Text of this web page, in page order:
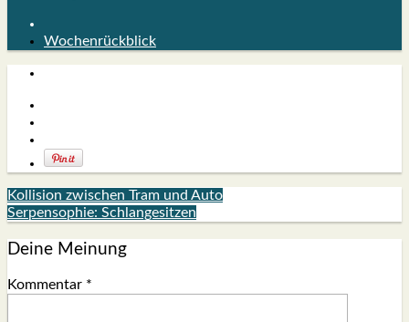
Wochenrückblick
Kollision zwischen Tram und Auto
Serpensophie: Schlangesitzen
Deine Meinung
Kommentar *